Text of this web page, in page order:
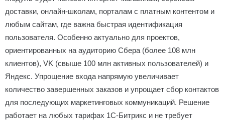
доставки, онлайн-школам, порталам с платным контентом и
любым сайтам, где важна быстрая идентификация
пользователя. Особенно актуально для проектов,
ориентированных на аудиторию Сбера (более 108 млн
клиентов), VK (свыше 100 млн активных пользователей) и
Яндекс. Упрощение входа напрямую увеличивает
количество завершенных заказов и упрощает сбор контактов
для последующих маркетинговых коммуникаций. Решение
работает на любых тарифах 1С-Битрикс и не требует